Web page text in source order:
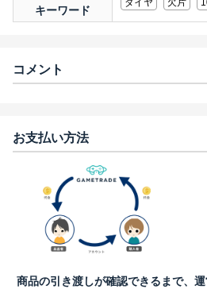
キーワード
ダイヤ 欠片
コメント
お支払い方法
商品の引き渡しが確認できるまで、